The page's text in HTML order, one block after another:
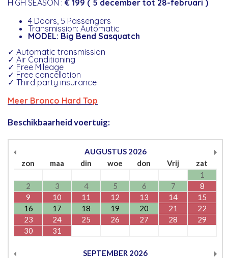
HIGH SEASON :€ 199 ( 5 december tot 28-februari )
4 Doors, 5 Passengers
Transmission: Automatic
MODEL: Big Bend Sasquatch
✓ Automatic transmission
✓ Air Conditioning
✓ Free Mileage
✓ Free cancellation
✓ Third party insurance
Meer Bronco Hard Top
Beschikbaarheid voertuig:
AUGUSTUS 2026
zon
maa din woe don Vrij
zat
1
2
3 4 5 6 7
8
9
10 11 12 13 14
15
16
17 18 19 20 21
22
23
24 25 26 27 28
29
30
31
SEPTEMBER 2026